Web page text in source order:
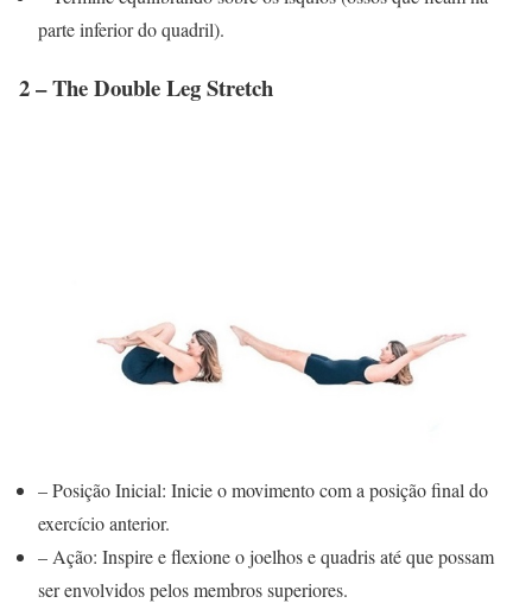
parte inferior do quadril).
2 – The Double Leg Stretch
– Posição Inicial: Inicie o movimento com a posição final do
exercício anterior.
– Ação: Inspire e flexione o joelhos e quadris até que possam
ser envolvidos pelos membros superiores.